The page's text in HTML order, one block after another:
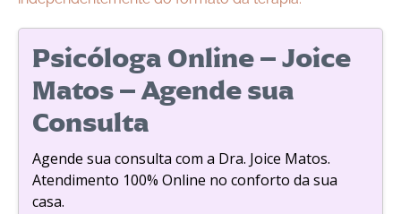
Psicóloga Online – Joice
Matos – Agende sua
Consulta
Agende sua consulta com a Dra. Joice Matos.
Atendimento 100% Online no conforto da sua
casa.